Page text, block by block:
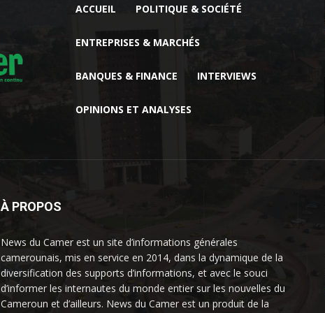
ACCUEIL POLITIQUE & SOCIÉTÉ
ENTREPRISES & MARCHÉS
BANQUES & FINANCE INTERVIEWS
OPINIONS ET ANALYSES
À PROPOS
News du Camer est un site d’informations générales
camerounais, mis en service en 2014, dans la dynamique de la
diversification des supports d’informations, et avec le souci
d’informer les internautes du monde entier sur les nouvelles du
Cameroun et d’ailleurs. News du Camer est un produit de la